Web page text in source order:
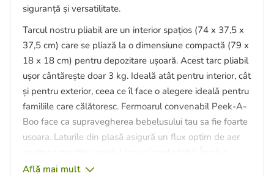
siguranță și versatilitate.
Tarcul nostru pliabil are un interior spațios (74 x 37,5 x
37,5 cm) care se pliază la o dimensiune compactă (79 x
18 x 18 cm) pentru depozitare ușoară. Acest tarc pliabil
ușor cântărește doar 3 kg. Ideală atât pentru interior, cât
și pentru exterior, ceea ce îl face o alegere ideală pentru
familiile care călătoresc. Fermoarul convenabil Peek-A-
Boo face ca supravegherea bebelusului tau sa fie foarte
usoara. Laturile din plasă asigură un flux optim de aer
husele UV incluse oferă protecție solară esențială, iar
Află mai mult